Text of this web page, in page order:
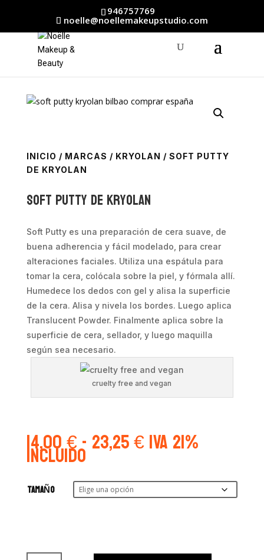
946757769
noelle@noellemakeupstudio.com
INICIO / MARCAS / KRYOLAN / SOFT PUTTY
DE KRYOLAN
Soft Putty de Kryolan
Soft Putty es una preparación de cera suave, de
buena adherencia y fácil modelado, para crear
alteraciones faciales. Utiliza una espátula para
tomar la cera, colócala sobre la piel, y fórmala allí.
Humedece los dedos con gel y alisa la superficie
de la cera. Alisa y nivela los bordes. Luego aplica
Translucent Powder. Finalmente aplica sobre la
superficie de cera, sellador, y luego maquilla
según sea necesario.
cruelty free and vegan
14,00€-23,25€Rango
de
desde
14,00 €
hasta
IVA 21%
Incluido
TAMAÑO
Soft Putty de Kryolan cantidad